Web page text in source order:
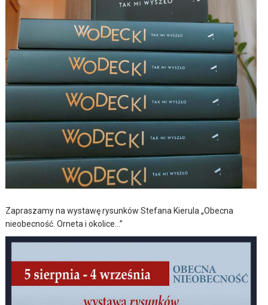
Zapraszamy na wystawę rysunków Stefana Kierula „Obecna
nieobecność. Orneta i okolice…”